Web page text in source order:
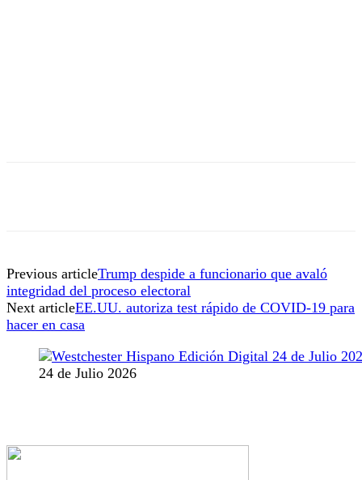
Previous articleTrump despide a funcionario que avaló
integridad del proceso electoral
Next articleEE.UU. autoriza test rápido de COVID-19 para
hacer en casa
24 de Julio 2026